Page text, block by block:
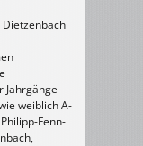
Jahrgänge
weiblich A-
Fenn-